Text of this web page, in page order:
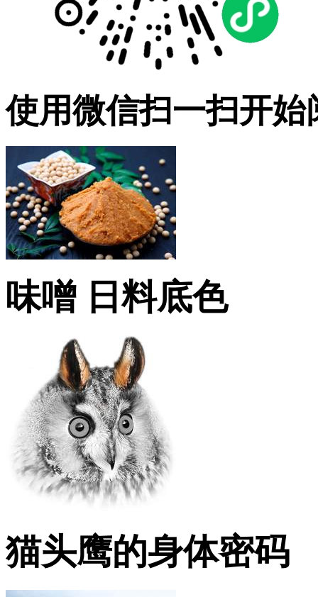
使用微信扫一扫开始
味噌 日料底色
猫头鹰的身体密码